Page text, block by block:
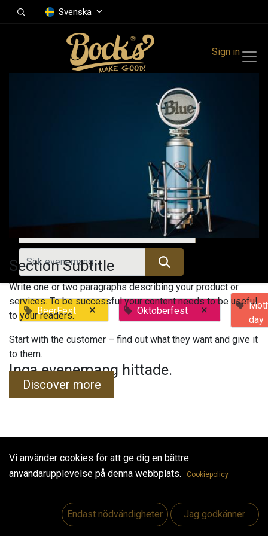
Svenska
Sign in
Tidigare evenemang
BeerFest × Oktoberfest ×
day
Inga evenemang hittade.
Useful Links
Section Subtitle
Write one or two paragraphs describing your product or
services. To be successful your content needs to be useful
to your readers.
Start with the customer – find out what they want and give it
to them.
Discover more
Vi använder cookies för att ge dig en bättre
användarupplevelse på denna webbplats.
Cookiepolicy
Endast nödvändigheter Jag godkänner